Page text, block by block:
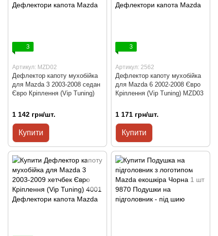
3
Артикул: MZD02
Дефлектор капоту мухобійка
для Mazda 3 2003-2008 седан
Євро Кріплення (Vip Tuning)
1 142 грн/шт.
Купити
3
Артикул: 2562
Дефлектор капоту мухобійка
для Mazda 6 2002-2008 Євро
Кріплення (Vip Tuning) MZD03
1 171 грн/шт.
Купити